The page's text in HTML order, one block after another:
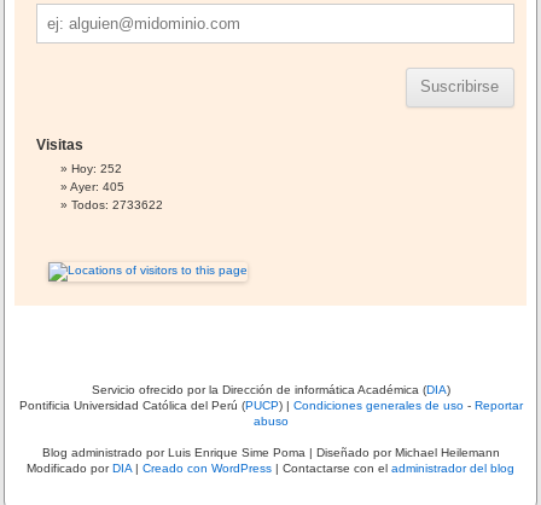
Dirección
de
correo
Visitas
Hoy: 252
Ayer: 405
Todos: 2733622
Servicio ofrecido por la Dirección de informática Académica (DIA)
Pontificia Universidad Católica del Perú (PUCP) | Condiciones generales de uso- Reportar
abuso
Blog administrado porLuis Enrique Sime Poma | Diseñado por Michael Heilemann
Modificado porDIA | Creado con WordPress | Contactarse con el administrador del blog